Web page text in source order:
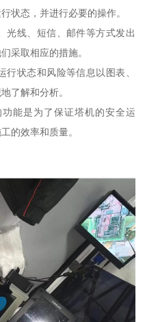
状态，并进行必要的操作。
光线、短信、邮件等方式发出
采取相应的措施。
状态和风险等信息以图表、
了解和分析。
能是为了保证塔机的安全运
的效率和质量。